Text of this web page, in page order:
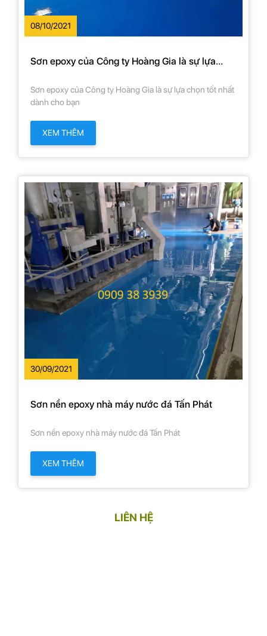
08/10/2021
Sơn epoxy của Công ty Hoàng Gia là sự lựa
Sơn epoxy của Công ty Hoàng Gia là sự lựa chọn tốt nhất
dành cho bạn
XEM THÊM
30/09/2021
Sơn nền epoxy nhà máy nước đá Tấn Phát
Sơn nền epoxy nhà máy nước đá Tấn Phát
XEM THÊM
LIÊN HỆ